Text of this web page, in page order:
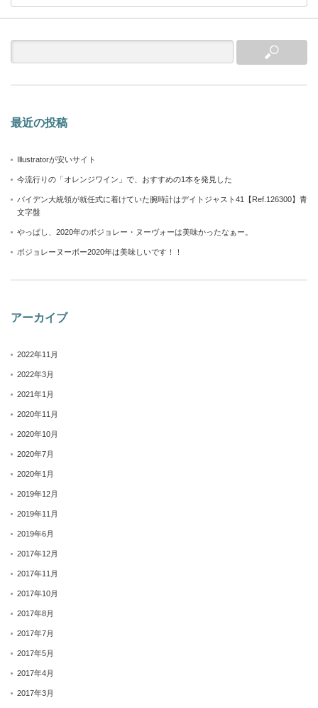
最近の投稿
Illustratorが安いサイト
今流行りの「オレンジワイン」で、おすすめの1本を発見した
バイデン大統領が就任式に着けていた腕時計はデイトジャスト41【Ref.126300】青
文字盤
やっぱし、2020年のボジョレー・ヌーヴォーは美味かったなぁー。
ボジョレーヌーボー2020年は美味しいです！！
アーカイブ
2022年11月
2022年3月
2021年1月
2020年11月
2020年10月
2020年7月
2020年1月
2019年12月
2019年11月
2019年6月
2017年12月
2017年11月
2017年10月
2017年8月
2017年7月
2017年5月
2017年4月
2017年3月